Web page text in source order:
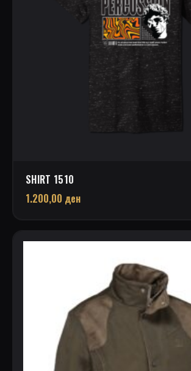
SHIRT 1510
1.200,00 ден